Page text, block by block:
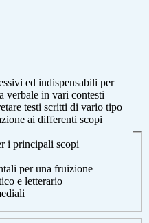
ed indispensabili per
verbale in vari contesti
testi scritti di vario tipo
ai differenti scopi
i principali scopi
per una fruizione
e letterario